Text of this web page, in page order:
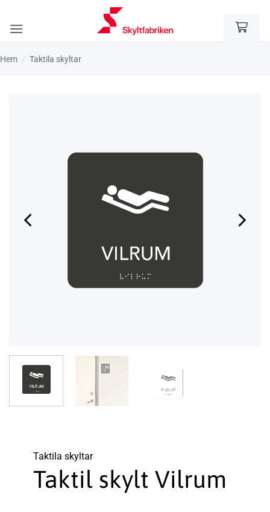
content
Hem / Taktila skyltar
Taktila skyltar
Taktil skylt Vilrum